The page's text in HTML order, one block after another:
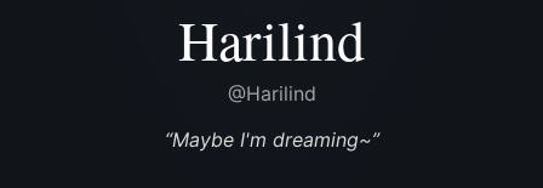
Harilind
@Harilind
“Maybe I'm dreaming~”